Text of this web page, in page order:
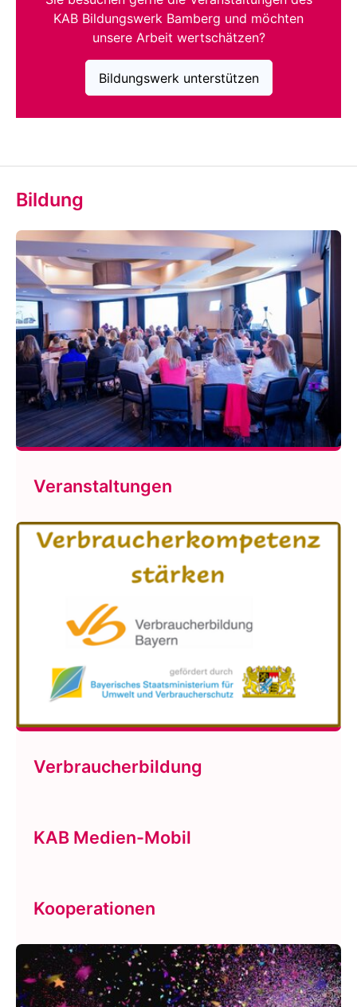
KAB Bildungswerk Bamberg und möchten
unsere Arbeit wertschätzen?
Bildungswerk unterstützen
Bildung
Veranstaltungen
Verbraucherbildung
KAB Medien-Mobil
Kooperationen